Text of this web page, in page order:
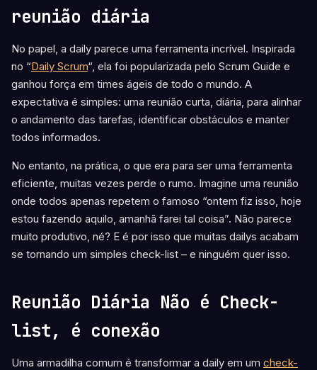
reunião diária
No papel, a daily parece uma ferramenta incrível. Inspirada
no “Daily Scrum“, ela foi popularizada pelo Scrum Guide e
ganhou força em times ágeis de todo o mundo. A
expectativa é simples: uma reunião curta, diária, para alinhar
o andamento das tarefas, identificar obstáculos e manter
todos informados.
No entanto, na prática, o que era para ser uma ferramenta
eficiente, muitas vezes perde o rumo. Imagine uma reunião
onde todos apenas repetem o famoso “ontem fiz isso, hoje
estou fazendo aquilo, amanhã farei tal coisa”. Não parece
muito produtivo, né? E é por isso que muitas dailys acabam
se tornando um simples check-list – e ninguém quer isso.
Reunião Diária Não é Check-
list, é conexão
Uma armadilha comum é transformar a daily em um check-